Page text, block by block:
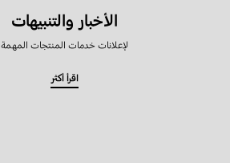
الأخبار والتنبيهات
لإعلانات خدمات المنتجات المهمة
اقرأ أكثر